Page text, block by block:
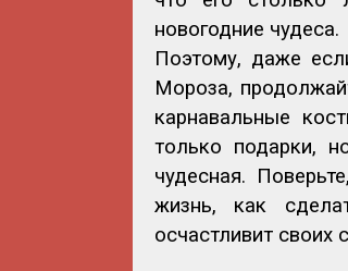
новогодние чудеса.
Поэтому, даже
Мороза,
карнавальные
только подарки,
чудесная.
жизнь, как
осчастливит своих